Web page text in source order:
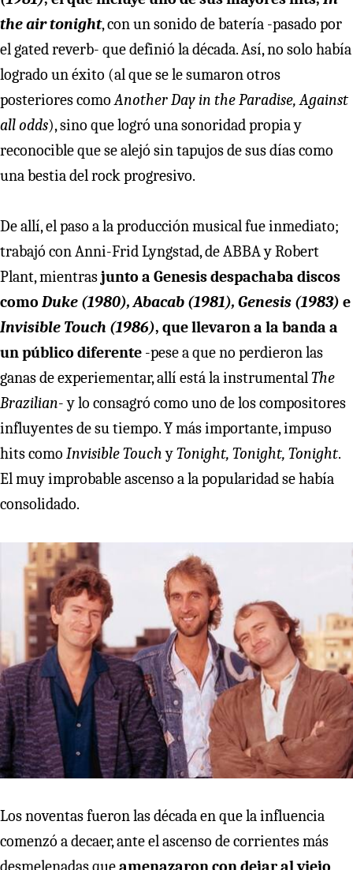
the air tonight, con un sonido de batería -pasado por
el gated reverb- que definió la década. Así, no solo había
logrado un éxito (al que se le sumaron otros
posteriores comoAnother Day in the Paradise, Against
all odds), sino que logró una sonoridad propia y
reconocible que se alejó sin tapujos de sus días como
una bestia del rock progresivo.
De allí, el paso a la producción musical fue inmediato;
trabajó con Anni-Frid Lyngstad, de ABBA y Robert
Plant, mientrasjunto a Genesis despachaba discos
como Duke (1980), Abacab (1981), Genesis (1983) e
Invisible Touch (1986), que llevaron a la banda a
un público diferente -pese a que no perdieron las
ganas de experiementar, allí está la instrumentalThe
Brazilian- y lo consagró como uno de los compositores
influyentes de su tiempo. Y más importante, impuso
hits como Invisible TouchyTonight, Tonight, Tonight.
El muy improbable ascenso a la popularidad se había
consolidado.
Los noventas fueron las década en que la influencia
comenzó a decaer, ante el ascenso de corrientes más
desmelenadas queamenazaron con dejar al viejo